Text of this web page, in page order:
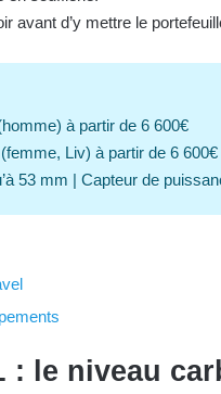
avant d’y mettre le
à partir de 6 600€
(femme, Liv) à partir de 6
53 mm | Capteur de
: le niveau